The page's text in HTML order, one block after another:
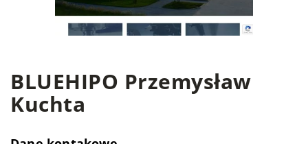
BLUEHIPO Przemysław
Kuchta